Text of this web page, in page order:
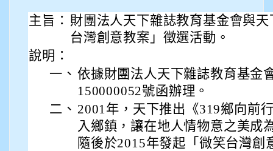
主旨： 財團法人天下雜誌教育基金會與
台灣創意教案」徵選活動。
說明：
一、 依據財團法人天下雜誌教育基金
150000052號函辦理。
二、 2001年，天下推出《319鄉向前
入鄉鎮，讓在地人情物意之美成
隨後於2015年發起「微笑台灣創